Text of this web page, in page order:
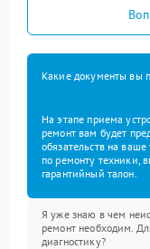
Какие документы вы
На этапе приема
ремонт вам будет
обязательств на
по ремонту техники,
гарантийный талон.
Я уже знаю в чем
ремонт необходим.
диагностику?